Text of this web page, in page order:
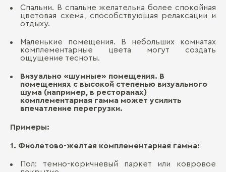
Спальни. В спальне желательна более спокойная
цветовая схема, способствующая релаксации и
отдыху.
Маленькие помещения. В небольших комнатах
комплементарные цвета могут создать
ощущение тесноты.
Визуально «шумные» помещения. В
помещениях с высокой степенью визуального
шума (например, в ресторанах)
комплементарная гамма может усилить
впечатление перегрузки.
Примеры:
1. Фиолетово-желтая комплементарная гамма:
Пол: темно-коричневый паркет или ковровое